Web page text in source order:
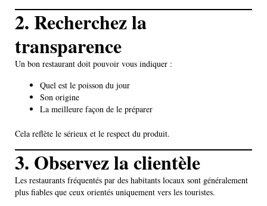
2. Recherchez la
transparence
Un bon restaurant doit pouvoir vous indiquer :
Quel est le poisson du jour
Son origine
La meilleure façon de le préparer
Cela reflète le sérieux et le respect du produit.
3. Observez la clientèle
Les restaurants fréquentés par des habitants locaux sont généralement
plus fiables que ceux orientés uniquement vers les touristes.